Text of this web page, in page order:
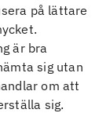
på lättare
är bra
sig utan
om att
sig.